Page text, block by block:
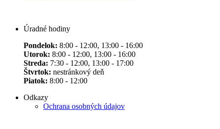
Úradné hodiny
Pondelok: 8:00 - 12:00, 13:00 - 16:00
Utorok: 8:00 - 12:00, 13:00 - 16:00
Streda: 7:30 - 12:00, 13:00 - 17:00
Štvrtok: nestránkový deň
Piatok: 8:00 - 12:00
Odkazy
Ochrana osobných údajov